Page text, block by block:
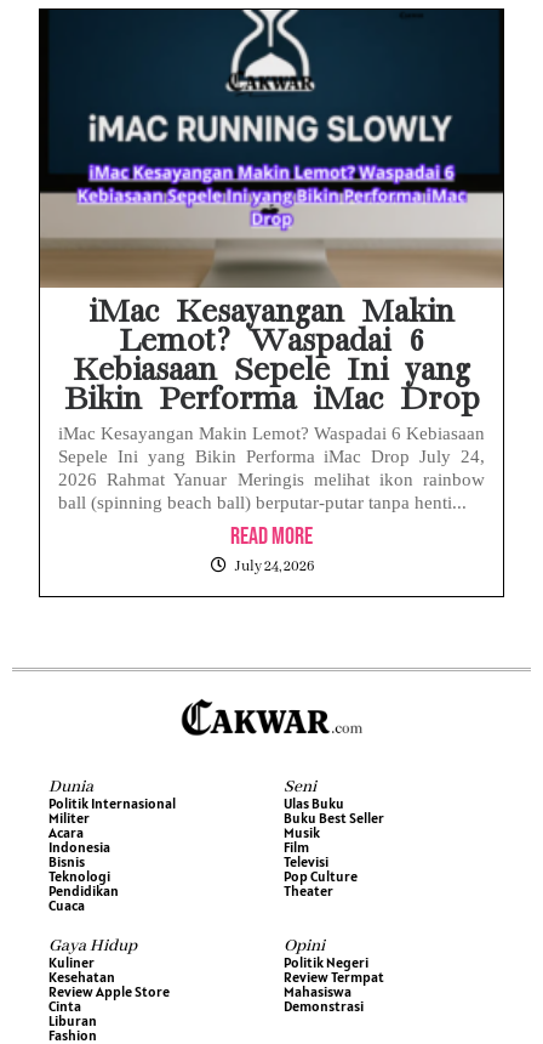
iMac Kesayangan Makin
Lemot? Waspadai 6
Kebiasaan Sepele Ini yang
Bikin Performa iMac Drop
iMac Kesayangan Makin Lemot? Waspadai 6 Kebiasaan
Sepele Ini yang Bikin Performa iMac Drop July 24,
2026 Rahmat Yanuar Meringis melihat ikon rainbow
ball (spinning beach ball) berputar-putar tanpa henti...
Read More
July 24, 2026
Dunia
Politik Internasional
Militer
Acara
Indonesia
Bisnis
Teknologi
Pendidikan
Cuaca
Seni
Ulas Buku
Buku Best Seller
Musik
Film
Televisi
Pop Culture
Theater
Gaya Hidup
Kuliner
Kesehatan
Review Apple Store
Cinta
Liburan
Fashion
Opini
Politik Negeri
Review Termpat
Mahasiswa
Demonstrasi